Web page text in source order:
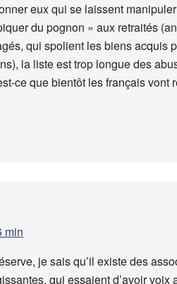
eux qui se laissent
du pognon » aux retraités
qui spolient les biens acquis
la liste est trop longue des
ce que bientôt les français vont
min
je sais qu’il existe des
qui essaient d’avoir voix